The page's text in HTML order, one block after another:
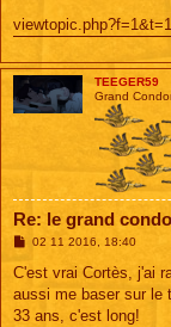
TEEGER59
Grand
Re: le grand
M
s
a
g
02 11 2016, 18:40
C'est vrai Cortès, j'ai
aussi me baser sur le
33 ans, c'est long!